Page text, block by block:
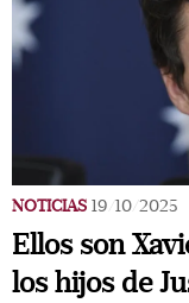
NOTICIAS 19/10/2025
Ellos son
los hijos de